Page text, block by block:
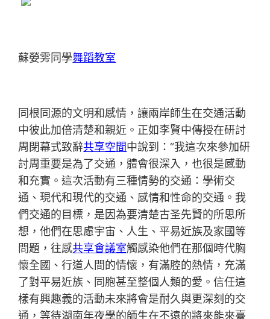
蘇嫈雱同學舞蹈教室
同根同源的文明和感情，讓兩岸師生在交通活動
中彼此加倍清楚和親近。正如李賢中傳授在研討
周閉幕式致辭共享空間中說到：“我這次來參加研
討周重要是為了交通，體會很深入，也很是感動
和充實。這次活動有三種情勢的交通：學術交
通、現代和現代的交通、感情和性命的交通。我
們交通的目標，是因為要清楚古圣先賢的所思所
想，他們在思慮宇宙、人生、平易近族及家國等
問題，往感共享會議室觸感染他們在那個時代胸
懷全國、行道人間的情懷，有滿腔的熱情，充滿
了對平易近族、同胞甚至整個人類的愛。信任這
樣有興趣義的活動未來將會是耐久與更深刻的交
通，等待湖南年夜學的師生在不遠的將來能來臺